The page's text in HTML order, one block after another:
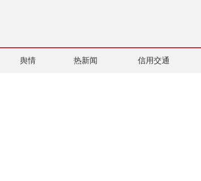
舆情 热新闻 信用交通